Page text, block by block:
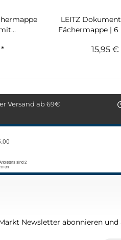
LEITZ
Fächermappe |
15,95 €
Versand ab 69€
Newsletter abonnieren